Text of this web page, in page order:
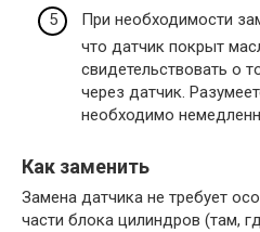
При необходимости
что датчик покрыт
свидетельствовать о
через датчик.
необходимо
Как заменить
Замена датчика не требует
части блока цилиндров (там,